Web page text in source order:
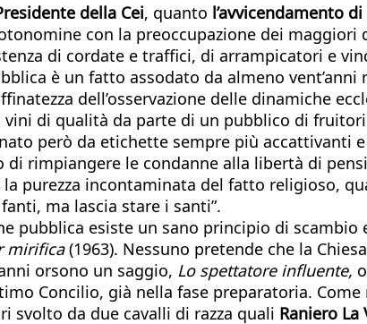
della Cei, quanto l’avvicendamento
con la preoccupazione dei
di cordate e traffici, di arrampicatori e
è un fatto assodato da almeno vent’anni
dell’osservazione delle dinamiche
di qualità da parte di un pubblico di
però da etichette sempre più accattivanti
rimpiangere le condanne alla libertà di
purezza incontaminata del fatto religioso,
ma lascia stare i santi”.
pubblica esiste un sano principio di scambio
mirifica(1963). Nessuno pretende che la
orsono un saggio, Lo spettatore influente,
Concilio, già nella fase preparatoria.
svolto da due cavalli di razza quali Raniero La